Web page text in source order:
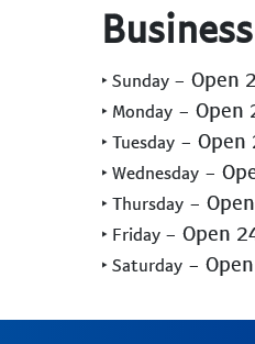
‣ Sunday - Open
‣ Monday - Open
‣ Tuesday - Open
‣ Wednesday -
‣ Thursday -
‣ Friday - Open
‣ Saturday -